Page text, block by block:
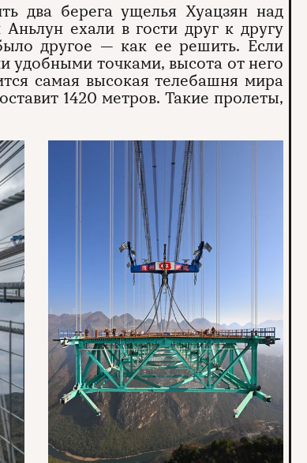
два берега ущелья Хуацзян над
ехали в гости друг к другу
другое — как ее решить. Если
удобными точками, высота от него
самая высокая телебашня мира
1420 метров. Такие пролеты,